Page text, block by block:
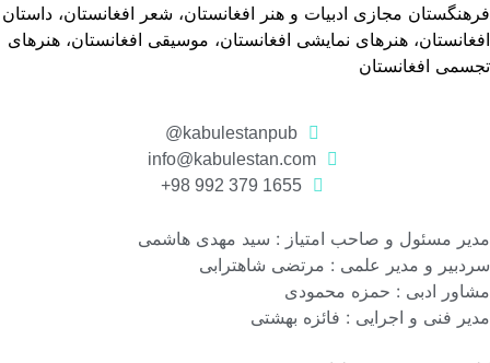
فرهنگستان مجازی ادبیات و هنر افغانستان، شعر افغانستان، داستان
افغانستان، هنرهای نمایشی افغانستان، موسیقی افغانستان، هنرهای
تجسمی افغانستان
kabulestanpub@
info@kabulestan.com
1655 379 992 98+
مدیر مسئول و صاحب امتیاز : سید مهدی هاشمی
سردبیر و مدیر علمی : مرتضی شاهترابی
مشاور ادبی : حمزه محمودی
مدیر فنی و اجرایی : فائزه بهشتی